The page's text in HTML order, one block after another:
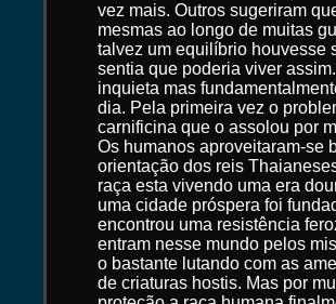
vez mais. Outros sugeriram
mesmas ao longo de muitas
talvez um equilíbrio houvesse
sentia que poderia viver
inquieta mas
dia. Pela primeira vez o
carnificina que o assolou por
Os humanos aproveitaram-se
orientação dos reis
raça esta vivendo uma era
uma cidade próspera foi
encontrou uma resistência
entram nesse mundo pelos
o bastante lutando com as
de criaturas hostis. Mas por